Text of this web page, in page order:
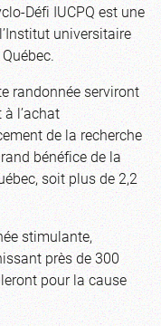
Défi IUCPQ est une
universitaire
randonnée serviront
l’achat
de la recherche
bénéfice de la
soit plus de 2,2
stimulante,
près de 300
pour la cause